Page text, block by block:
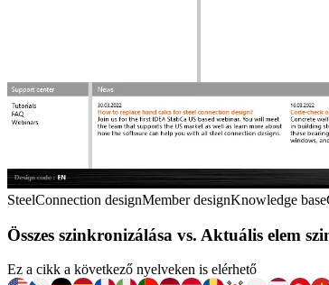
SteelConnection designMember designKnowledge base
Összes szinkronizálása vs. Aktuális elem
Ez a cikk a következő nyelveken is elérhető